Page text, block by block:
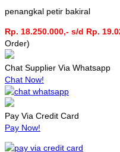
penangkal petir bakiral
Rp. 18.250.000,- s/d Rp.
Order)
Chat Supplier Via Whatsapp
Chat Now!
Pay Via Credit Card
Pay Now!